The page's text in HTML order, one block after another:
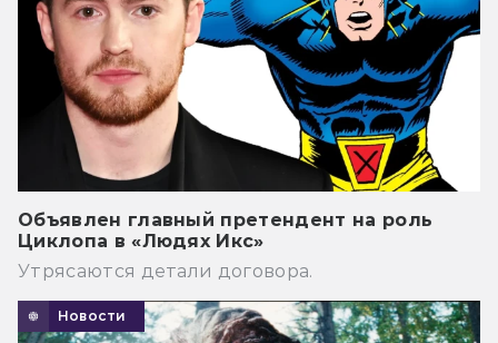
Объявлен главный претендент на роль
Циклопа в «Людях Икс»
Утрясаются детали договора.
Новости